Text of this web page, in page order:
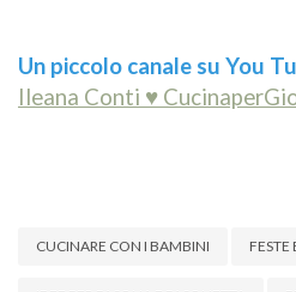
Un piccolo canale su You
Ileana Conti ♥
CUCINARE CON I BAMBINI FESTE